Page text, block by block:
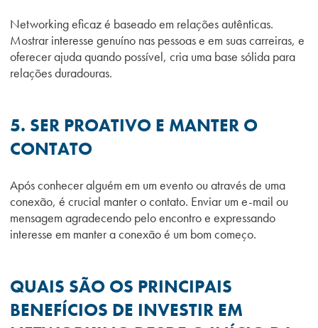
Networking eficaz é baseado em relações autênticas.
Mostrar interesse genuíno nas pessoas e em suas carreiras, e
oferecer ajuda quando possível, cria uma base sólida para
relações duradouras.
5. SER PROATIVO E MANTER O
CONTATO
Após conhecer alguém em um evento ou através de uma
conexão, é crucial manter o contato. Enviar um e-mail ou
mensagem agradecendo pelo encontro e expressando
interesse em manter a conexão é um bom começo.
QUAIS SÃO OS PRINCIPAIS
BENEFÍCIOS DE INVESTIR EM